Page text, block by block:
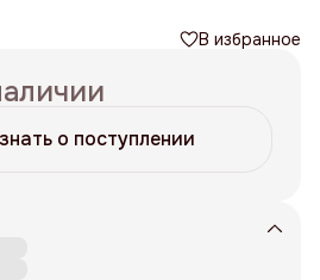
В избранное
о поступлении